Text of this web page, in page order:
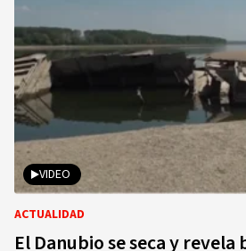
VIDEO
ACTUALIDAD
El Danubio se seca y revela